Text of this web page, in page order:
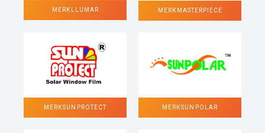
MERK LLUMAR MERK MASTERPIECE
MERK SUN PROTECT MERK SUN POLAR